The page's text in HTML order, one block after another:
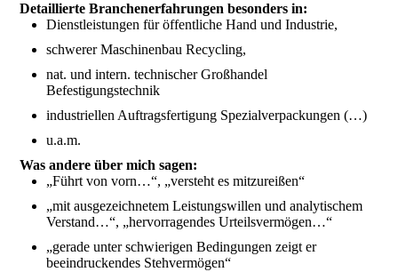
Detaillierte Branchenerfahrungen besonders in:
Dienstleistungen für öffentliche Hand und Industrie,
schwerer Maschinenbau Recycling,
nat. und intern. technischer Großhandel
Befestigungstechnik
industriellen Auftragsfertigung Spezialverpackungen (…)
u.a.m.
Was andere über mich sagen:
„Führt von vorn…“, „versteht es mitzureißen“
„mit ausgezeichnetem Leistungswillen und analytischem
Verstand…“, „hervorragendes Urteilsvermögen…“
„gerade unter schwierigen Bedingungen zeigt er
beeindruckendes Stehvermögen“